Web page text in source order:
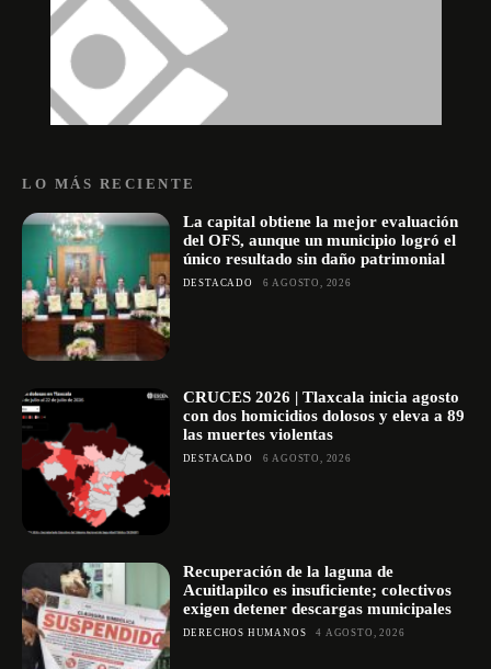
LO MÁS RECIENTE
La capital obtiene la mejor evaluación
del OFS, aunque un municipio logró el
único resultado sin daño patrimonial
DESTACADO 6 AGOSTO, 2026
CRUCES 2026 | Tlaxcala inicia agosto
con dos homicidios dolosos y eleva a 89
las muertes violentas
DESTACADO 6 AGOSTO, 2026
Recuperación de la laguna de
Acuitlapilco es insuficiente; colectivos
exigen detener descargas municipales
DERECHOS HUMANOS 4 AGOSTO, 2026